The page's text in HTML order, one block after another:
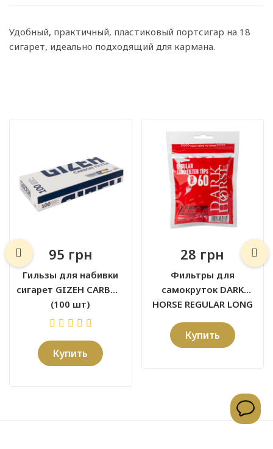
Удобный, практичный, пластиковый портсигар на 18
сигарет, идеально подходящий для кармана.
95 грн
Гильзы для набивки
сигарет GIZEH CARBON
(100 шт)
Купить
28 грн
Фильтры для
самокруток DARK
HORSE REGULAR LONG
Купить